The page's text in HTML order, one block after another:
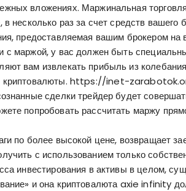
вложениях. Маржинальная
несколько раз за счет средств
предоставляемая вашим брокером
с маржой, у вас должен быть
вам извлекать прибыль из
https://inet-
сделки трейдер будет
попробовать рассчитать маржу
по более высокой цене, возвращает
с использованием только
инвестирования в активы в целом,
и она криптовалюта axie infinity